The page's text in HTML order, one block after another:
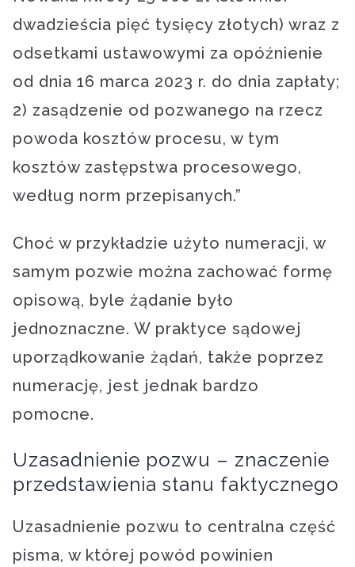
dwadzieścia pięć tysięcy złotych) wraz z
odsetkami ustawowymi za opóźnienie
od dnia 16 marca 2023 r. do dnia zapłaty;
2) zasądzenie od pozwanego na rzecz
powoda kosztów procesu, w tym
kosztów zastępstwa procesowego,
według norm przepisanych.”
Choć w przykładzie użyto numeracji, w
samym pozwie można zachować formę
opisową, byle żądanie było
jednoznaczne. W praktyce sądowej
uporządkowanie żądań, także poprzez
numerację, jest jednak bardzo
pomocne.
Uzasadnienie pozwu – znaczenie
przedstawienia stanu faktycznego
Uzasadnienie pozwu to centralna część
pisma, w której powód powinien